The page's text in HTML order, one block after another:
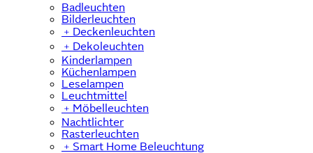
Badleuchten
Bilderleuchten
﹢ Deckenleuchten
﹢ Dekoleuchten
Kinderlampen
Küchenlampen
Leselampen
Leuchtmittel
﹢ Möbelleuchten
Nachtlichter
Rasterleuchten
﹢ Smart Home Beleuchtung